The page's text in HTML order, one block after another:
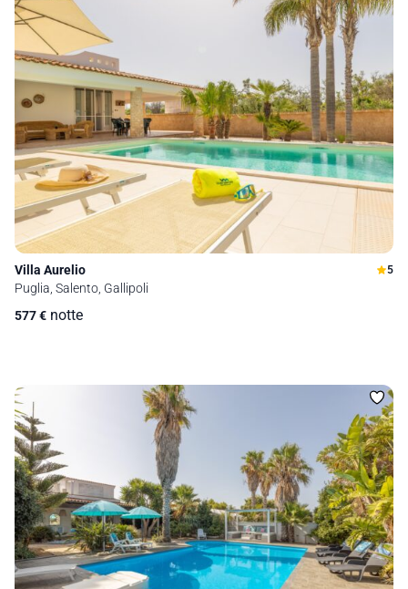
Villa Aurelio 5
Puglia, Salento, Gallipoli
577€ notte